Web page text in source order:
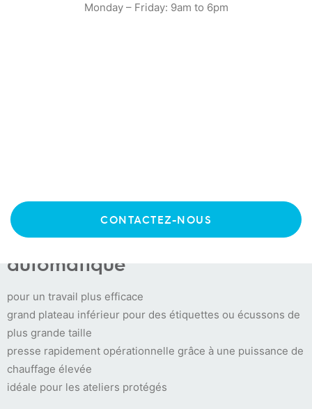
Monday – Friday: 9am to 6pm
CONTACTEZ-NOUS
Spirit 3
La Spirit 3 à ouverture
automatique
pour un travail plus efficace
grand plateau inférieur pour des étiquettes ou écussons de
plus grande taille
presse rapidement opérationnelle grâce à une puissance de
chauffage élevée
idéale pour les ateliers protégés